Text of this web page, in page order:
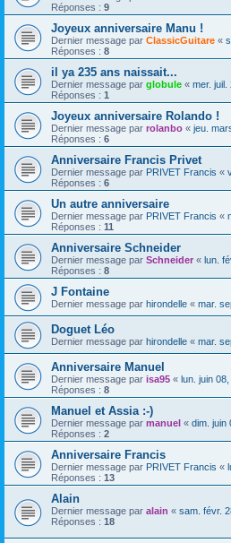
Réponses : 9
Joyeux anniversaire Manu !
Dernier message par ClassicGuitare «
Réponses : 8
il ya 235 ans naissait...
Dernier message par globule « mer. juil.
Réponses : 1
Joyeux anniversaire Rolando !
Dernier message par rolanbo « jeu.
Réponses : 6
Anniversaire Francis Privet
Dernier message par PRIVET Francis «
Réponses : 6
Un autre anniversaire
Dernier message par PRIVET Francis «
Réponses : 11
Anniversaire Schneider
Dernier message par Schneider « lun.
Réponses : 8
J Fontaine
Dernier message par hirondelle « mar.
Doguet Léo
Dernier message par hirondelle « mar.
Anniversaire Manuel
Dernier message par isa95 « lun. juin
Réponses : 8
Manuel et Assia :-)
Dernier message par manuel « dim. juin
Réponses : 2
Anniversaire Francis
Dernier message par PRIVET Francis «
Réponses : 13
Alain
Dernier message par alain « sam. févr.
Réponses : 18